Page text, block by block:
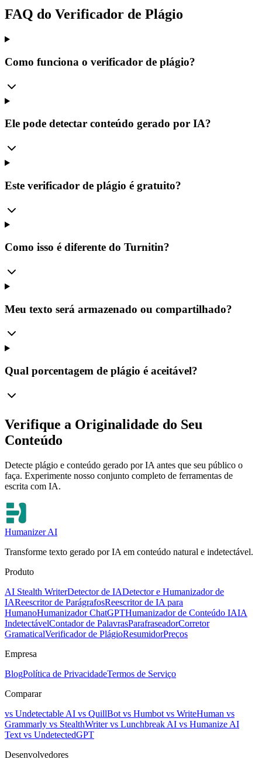
FAQ do Verificador de Plágio
Como funciona o verificador de plágio?
Ele pode detectar conteúdo gerado por IA?
Este verificador de plágio é gratuito?
Como isso é diferente do Turnitin?
Meu texto será armazenado ou compartilhado?
Qual porcentagem de plágio é aceitável?
Verifique a Originalidade do Seu
Conteúdo
Detecte plágio e conteúdo gerado por IA antes que seu público o
faça. Experimente nosso conjunto completo de ferramentas de
escrita com IA.
Humanizer AI
Transforme texto gerado por IA em conteúdo natural e indetectável.
Produto
AI Stealth WriterDetector de IADetector e Humanizador de
IAReescritor de ParágrafosReescritor de IA para
HumanoHumanizador ChatGPTHumanizador de Conteúdo IAIA
IndetectávelContador de PalavrasParafraseadorCorretor
GramaticalVerificador de PlágioResumidorPreços
Empresa
BlogPolítica de PrivacidadeTermos de Serviço
Comparar
vs Undetectable AI vs QuillBot vs Humbot vs WriteHuman vs
Grammarly vs StealthWritervs Lunchbreak AI vs Humanize AI
Text vs UndetectedGPT
Desenvolvedores